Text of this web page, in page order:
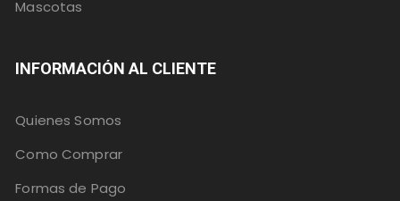
Mascotas
INFORMACIÓN AL CLIENTE
Quienes Somos
Como Comprar
Formas de Pago